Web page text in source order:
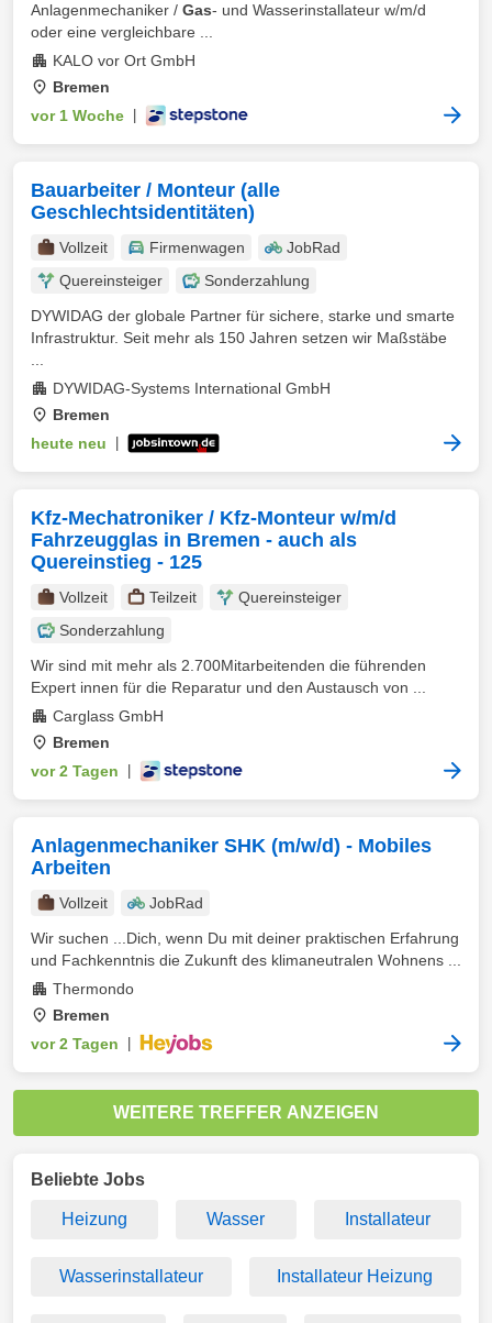
Anlagenmechaniker / Gas- und Wasserinstallateur w/m/d
oder eine vergleichbare ...
KALO vor Ort GmbH
Bremen
vor 1 Woche
Bauarbeiter / Monteur (alle
Geschlechtsidentitäten)
Vollzeit Firmenwagen
JobRad
Quereinsteiger
Sonderzahlung
DYWIDAG der globale Partner für sichere, starke und smarte
Infrastruktur. Seit mehr als 150 Jahren setzen wir Maßstäbe
DYWIDAG-Systems International GmbH
Bremen
heute neu
Kfz-Mechatroniker / Kfz-Monteur w/m/d
Fahrzeugglas in Bremen - auch als
Quereinstieg - 125
Vollzeit Teilzeit
Quereinsteiger
Sonderzahlung
Wir sind mit mehr als 2.700Mitarbeitenden die führenden
Expert innen für die Reparatur und den Austausch von ...
Carglass GmbH
Bremen
vor 2 Tagen
Anlagenmechaniker SHK (m/w/d) - Mobiles
Arbeiten
Vollzeit
JobRad
Wir suchen ...Dich, wenn Du mit deiner praktischen Erfahrung
und Fachkenntnis die Zukunft des klimaneutralen Wohnens ...
Thermondo
Bremen
vor 2 Tagen
WEITERE TREFFER ANZEIGEN
Beliebte Jobs
Heizung Wasser Installateur
Wasserinstallateur Installateur Heizung